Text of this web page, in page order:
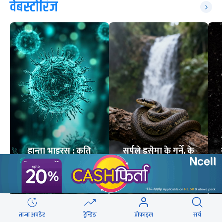
वेबस्टोरिज
हान्ता भाइरस : कति
घातक ?
8 STORIES
सर्पले डसेमा के गर्ने, के
नगर्ने ?
ताजा अपडेट ट्रेन्डिङ प्रोफाइल सर्च